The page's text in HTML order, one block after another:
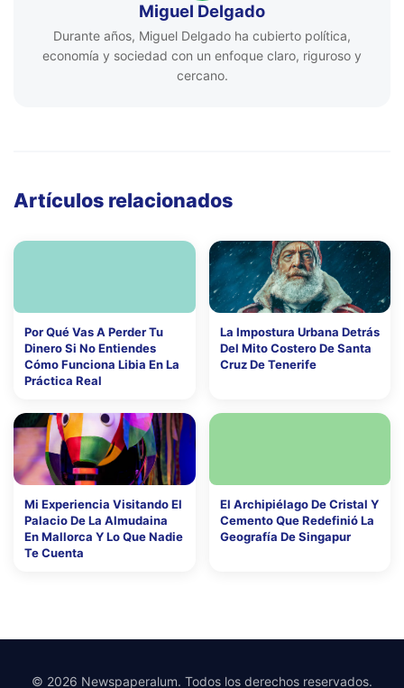
Miguel Delgado
Durante años, Miguel Delgado ha cubierto política,
economía y sociedad con un enfoque claro, riguroso y
cercano.
Artículos relacionados
Por Qué Vas A Perder Tu
Dinero Si No Entiendes
Cómo Funciona Libia En La
Práctica Real
La Impostura Urbana Detrás
Del Mito Costero De Santa
Cruz De Tenerife
Mi Experiencia Visitando El
Palacio De La Almudaina
En Mallorca Y Lo Que Nadie
Te Cuenta
El Archipiélago De Cristal Y
Cemento Que Redefinió La
Geografía De Singapur
© 2026 Newspaperalum. Todos los derechos reservados.